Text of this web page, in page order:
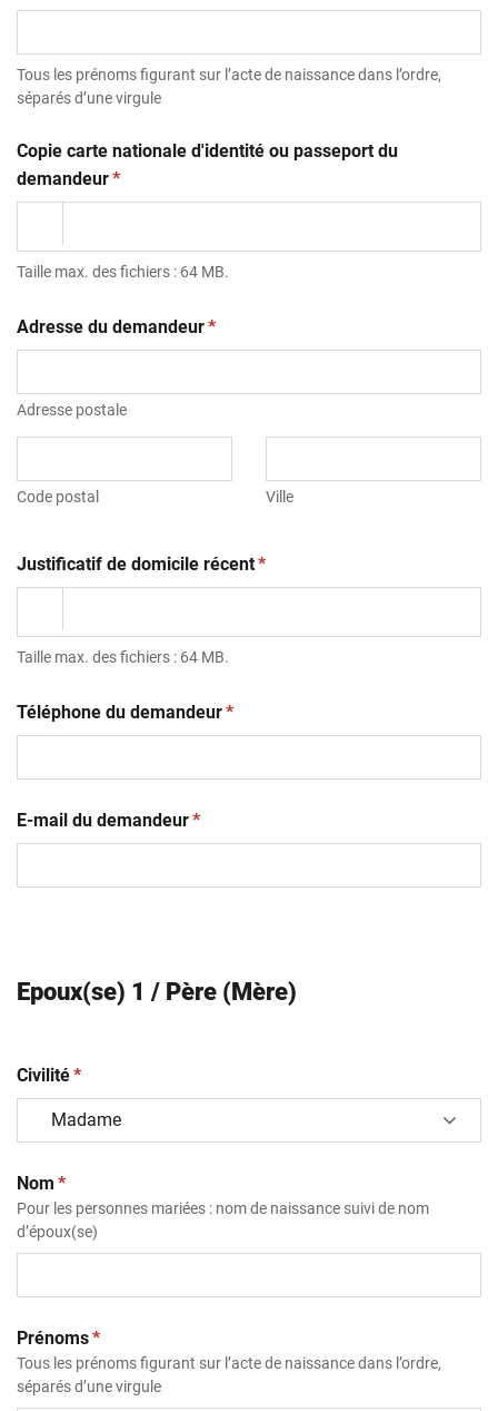
Tous les prénoms figurant sur l’acte de naissance dans l’ordre,
séparés d’une virgule
Copie carte nationale d'identité ou passeport du
demandeur(obligatoire)
*
Taille max. des fichiers : 64 MB.
Adresse du demandeur(obligatoire)
*
Adresse postale
Code postal Ville
Justificatif de domicile récent(obligatoire)
*
Taille max. des fichiers : 64 MB.
Téléphone du demandeur(obligatoire)
*
E-mail du demandeur(obligatoire)
*
Epoux(se) 1 / Père (Mère)
Civilité(obligatoire)
*
Nom (obligatoire)
*
Pour les personnes mariées : nom de naissance suivi de nom
d’époux(se)
Prénoms(obligatoire)
*
Tous les prénoms figurant sur l’acte de naissance dans l’ordre,
séparés d’une virgule